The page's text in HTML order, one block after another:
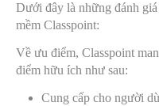
Dưới đây là những đánh
mềm Classpoint:
Về ưu điểm, Classpoint
điểm hữu ích như sau:
Cung cấp cho người